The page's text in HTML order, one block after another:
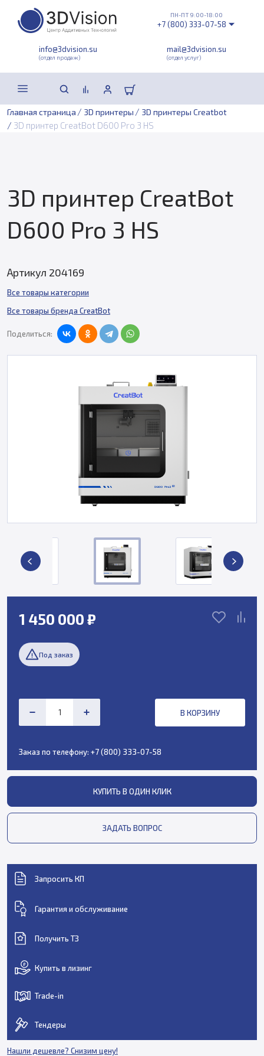
info@3dvision.su
(отдел продаж)
mail@3dvision.su
(отдел услуг)
ПН-ПТ 9:00-18:00
+7 (800) 333-07-58
Главная страница / 3D принтеры / 3D принтеры Creatbot
/ 3D принтер CreatBot D600 Pro 3 HS
3D принтер CreatBot
D600 Pro 3 HS
Артикул 204169
Все товары категории
Все товары бренда CreatBot
Поделиться:
1 450 000 ₽
Под заказ
В КОРЗИНУ
Заказ по телефону: +7 (800) 333-07-58
КУПИТЬ В ОДИН КЛИК
ЗАДАТЬ ВОПРОС
Запросить КП
Гарантия и обслуживание
Получить ТЗ
Купить в лизинг
Trade-in
Тендеры
Нашли дешевле? Снизим цену!